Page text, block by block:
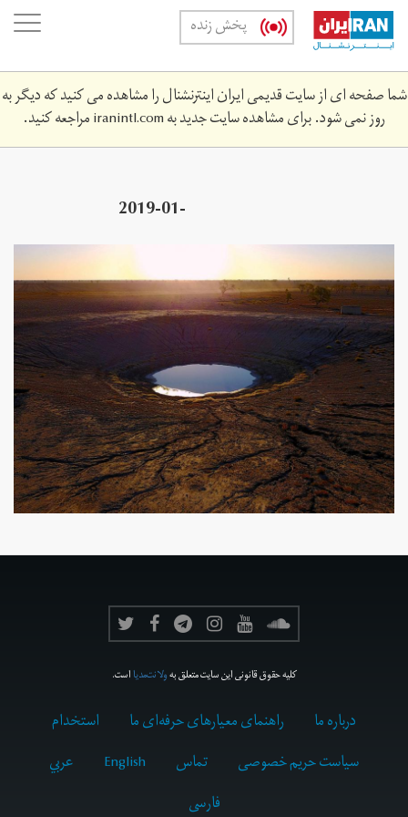
Skip
main
content
پخش زنده
شما صفحه ای از سایت قدیمی ایران اینترنشنال را مشاهده می کنید که دیگر به
روز نمی شود. برای مشاهده سایت جدید بهiranintl.comمراجعه کنید.
2019-01-
weather.jpg
کلیه حقوق قانونی این سایت متعلق بهولانت‌مدیااست.
درباره ما راهنمای معیارهای حرفه‌ای ما
استخدام
سیاست حریم خصوصی
تماس English
عربي
فارسى